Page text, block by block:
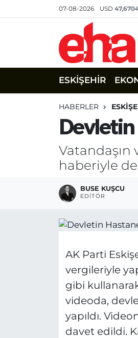
07-08-2026 USD
ESKİŞEHİR
HABERLER
Devletin
Vatandaşın
haberiyle
BUSE KUŞCU
EDITÖR
AK Parti
vergileriyle
gibi
videoda,
yapıldı.
davet edildi.